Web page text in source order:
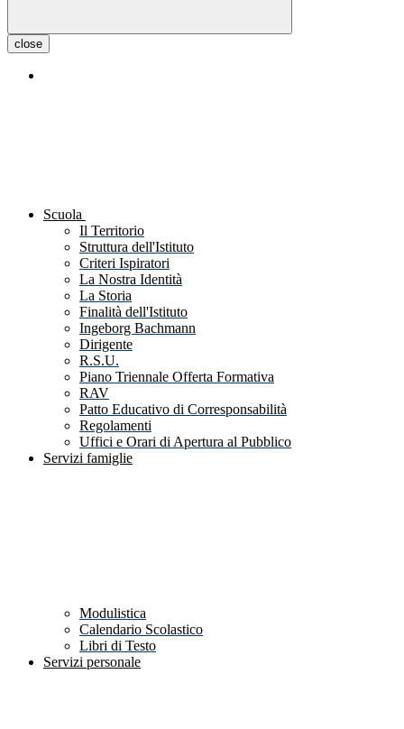
close
Scuola
Il Territorio
Struttura dell'Istituto
Criteri Ispiratori
La Nostra Identità
La Storia
Finalità dell'Istituto
Ingeborg Bachmann
Dirigente
R.S.U.
Piano Triennale Offerta Formativa
RAV
Patto Educativo di Corresponsabilità
Regolamenti
Uffici e Orari di Apertura al Pubblico
Servizi famiglie
Modulistica
Calendario Scolastico
Libri di Testo
Servizi personale